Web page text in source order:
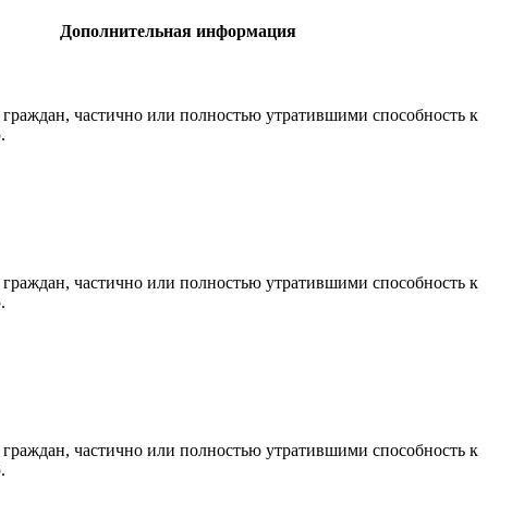
Дополнительная информация
граждан, частично или полностью утратившими способность к
граждан, частично или полностью утратившими способность к
граждан, частично или полностью утратившими способность к